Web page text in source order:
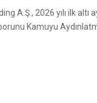
A.Ş., 2026 yılı ilk altı
Kamuyu